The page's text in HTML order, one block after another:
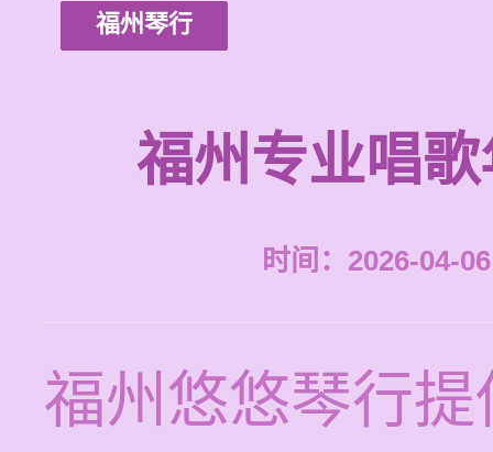
福州琴行
福州专业唱
时间：2026-04-
福州悠悠琴行